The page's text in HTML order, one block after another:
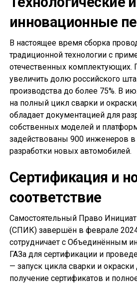
инновационные
В настоящее время сборка
традиционной технологии с
отечественных комплектующих.
увеличить долю российского
производства до более 75%. В
на полный цикл сварки и
обладает документацией для
собственных моделей и
задействованы 900 инженеров
разработки новых автомобилей.
Сертификация и
соответствие
Самостоятельный Право
(СПИК) завершён в феврале
сотрудничает с Объединённым
ГАЗа для сертификации и
— запуск цикла сварки и окраски
получение сертификатов и